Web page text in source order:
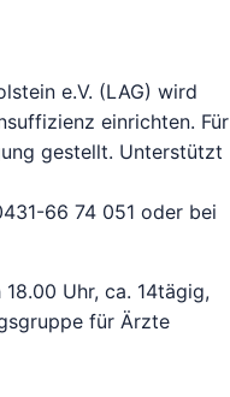
e.V. (LAG) wird
einrichten. Für
gestellt. Unterstützt
66 74 051 oder bei
Uhr, ca. 14tägig,
für Ärzte